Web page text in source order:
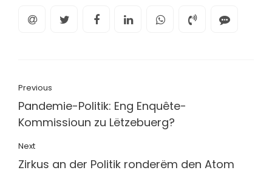
Previous
Pandemie-Politik: Eng Enquête-
Kommissioun zu Lëtzebuerg?
Next
Zirkus an der Politik ronderëm den Atom